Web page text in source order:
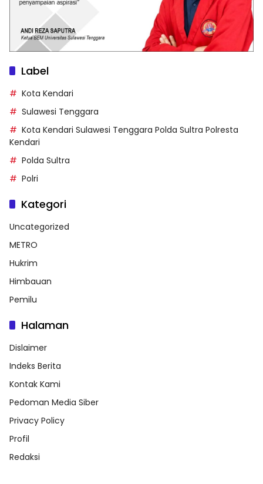
Label
Kota Kendari
Sulawesi Tenggara
Kota Kendari Sulawesi Tenggara Polda Sultra Polresta
Kendari
Polda Sultra
Polri
Kategori
Uncategorized
METRO
Hukrim
Himbauan
Pemilu
Halaman
Dislaimer
Indeks Berita
Kontak Kami
Pedoman Media Siber
Privacy Policy
Profil
Redaksi